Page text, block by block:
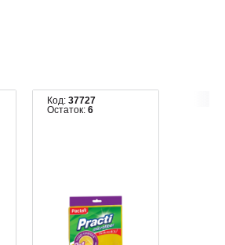
Код: 37727
Остаток: 6